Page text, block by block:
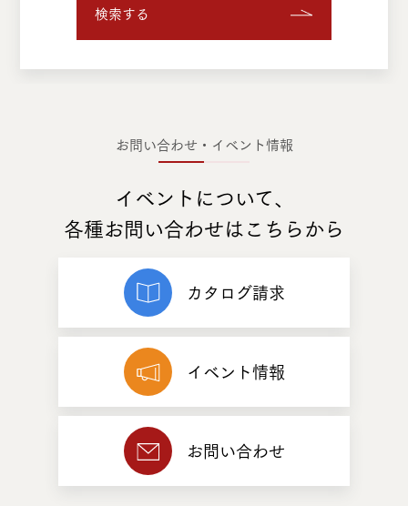
検索する
お問い合わせ・イベント情報
イベントについて、
各種お問い合わせはこちらから
カタログ請求
イベント情報
お問い合わせ